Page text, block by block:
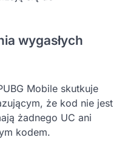
wygasłych
Mobile skutkuje
że kod nie jest
żadnego UC ani
kodem.